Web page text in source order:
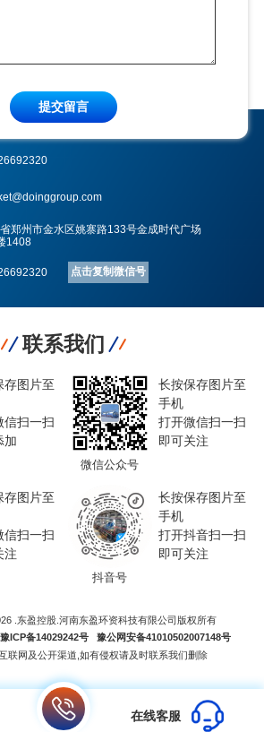
提交留言
郑州市金水区姚寨路133号金成时代广场
1408
点击复制微信号
联系我们
存图片至
信扫一扫
加
微信公众号
长按保存图片至
手机
打开微信扫一扫
即可关注
存图片至
信扫一扫
注
抖音号
长按保存图片至
手机
打开抖音扫一扫
即可关注
.东盈控股.河南东盈环资科技有限公司版权所有
ICP备14029242号豫公网安备41010502007148号
联网及公开渠道,如有侵权请及时联系我们删除
在线客服